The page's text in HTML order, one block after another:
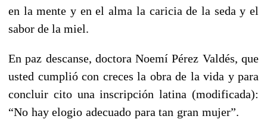
en la mente y en el alma la caricia de la seda y el
sabor de la miel.
En paz descanse, doctora Noemí Pérez Valdés, que
usted cumplió con creces la obra de la vida y para
concluir cito una inscripción latina (modificada):
“No hay elogio adecuado para tan gran mujer”.